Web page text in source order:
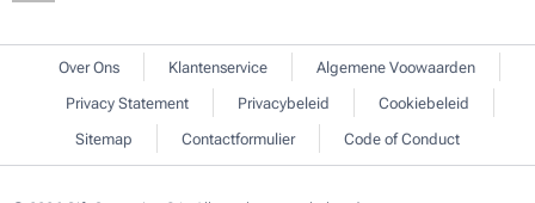
Over Ons Klantenservice
Algemene Voowaarden
Privacy Statement
Privacybeleid
Cookiebeleid
Sitemap
Contactformulier Code of Conduct